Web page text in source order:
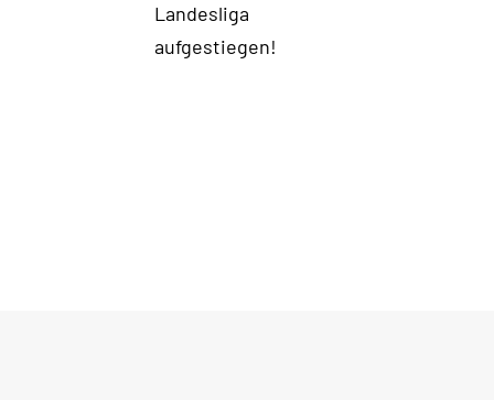
Landesliga
aufgestiegen!